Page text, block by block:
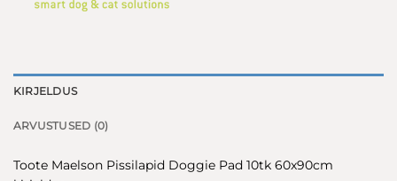
KIRJELDUS
ARVUSTUSED (0)
Toote Maelson Pissilapid Doggie Pad 10tk 60x90cm